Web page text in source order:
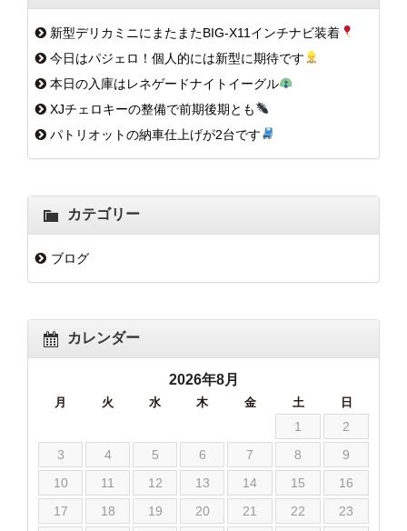
新型デリカミニにまたまたBIG-X11インチナビ装着
今日はパジェロ！個人的には新型に期待です
本日の入庫はレネゲードナイトイーグル
XJチェロキーの整備で前期後期とも
パトリオットの納車仕上げが2台です
カテゴリー
ブログ
カレンダー
2026年8月
月 火 水 木 金 土 日
1
2
3
4 5 6 7 8
9
10
11 12 13 14 15
16
17
18 19 20 21 22
23